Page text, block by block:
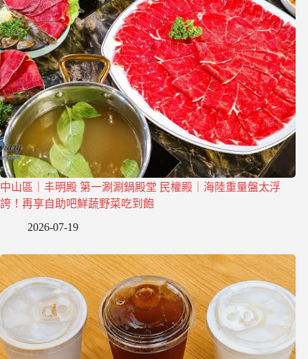
中山區｜丰明殿 第一涮涮鍋殿堂 民權殿｜海陸重量盤太浮
誇！再享自助吧鮮蔬野菜吃到飽
2026-07-19